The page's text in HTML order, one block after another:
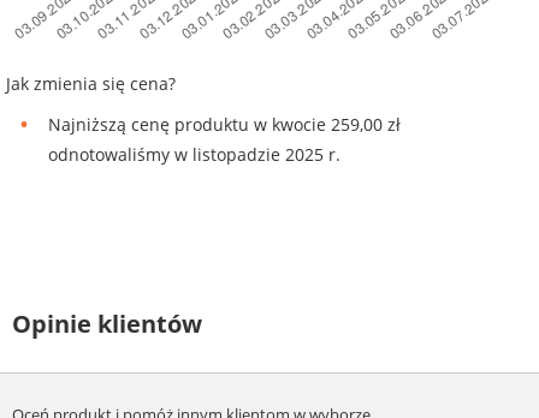
Jak zmienia się cena?
Najniższą cenę produktu w kwocie 259,00 zł
odnotowaliśmy w listopadzie 2025 r.
Opinie klientów